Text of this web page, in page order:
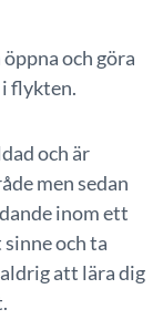
och göra
flykten.
och är
men sedan
inom ett
och ta
att lära dig